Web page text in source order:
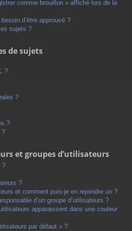
comme brouillon » affiché lors de la
d’être approuvé ?
sujets ?
de sujets
?
?
?
?
et groupes d’utilisateurs
?
?
et comment puis-je en rejoindre un ?
d’un groupe d’utilisateurs ?
apparaissent dans une couleur
par défaut » ?